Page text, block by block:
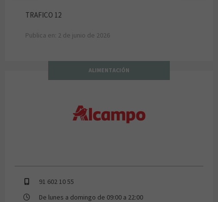
TRAFICO 12
Publica en: 2 de junio de 2026
ALIMENTACIÓN
91 602 10 55
De lunes a domingo de 09:00 a 22:00